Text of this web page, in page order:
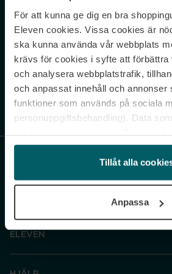
För att kunna ge dig en bra
Eleven cookies. Vissa cookies är
ska kunna använda vår webbplats
krävs för cookies i syfte att förbättra
och analysera webbplatstrafik,
och anpassat innehåll och annonser
funktioner som används på sociala
personuppgiftsbehandling). Data
och gå vidare” accepterar du
under ”Inställningar” kan anpassa
cookies. Du kan återkalla ditt
Tillåt alla
Anpassa
Never miss a beat.
Sign up to our
Genom att prenumerera accepterar du vår
ELEVEN